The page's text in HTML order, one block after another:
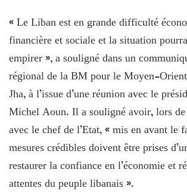
« Le Liban est en grande difficulté
financière et sociale et la situation
empirer », a souligné dans un
régional de la BM pour le Moyen-
Jha, à l’issue d’une réunion avec le
Michel Aoun. Il a souligné avoir, lors
avec le chef de l’Etat, « mis en avant le
mesures crédibles doivent être prises
restaurer la confiance en l’économie et
attentes du peuple libanais ».